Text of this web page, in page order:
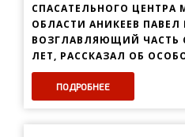
СПАСАТЕЛЬНОГО ЦЕНТРА
ОБЛАСТИ АНИКЕЕВ ПАВЕЛ
ВОЗГЛАВЛЯЮЩИЙ ЧАСТЬ
ЛЕТ, РАССКАЗАЛ ОБ
ПОДРОБНЕЕ